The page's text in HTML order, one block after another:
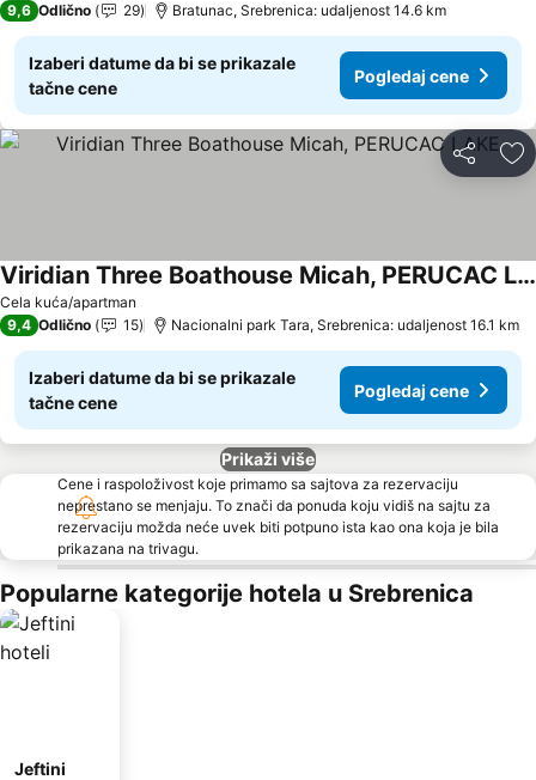
9,6 Odlično 29 Bratunac, Srebrenica: udaljenost 14.6 km
Izaberi datume da bi se prikazale
tačne cene
Pogledaj cene
Deli
Cela kuća/apartman
Viridian Three Boathouse Micah, PERUCAC LAKE
9,4 Odlično 15 Nacionalni park Tara, Srebrenica: udaljenost 16.1 km
Izaberi datume da bi se prikazale
tačne cene
Pogledaj cene
Prikaži više
Cene i raspoloživost koje primamo sa sajtova za rezervaciju
neprestano se menjaju. To znači da ponuda koju vidiš na sajtu za
rezervaciju možda neće uvek biti potpuno ista kao ona koja je bila
prikazana na trivagu.
Popularne kategorije hotela u Srebrenica
Jeftini